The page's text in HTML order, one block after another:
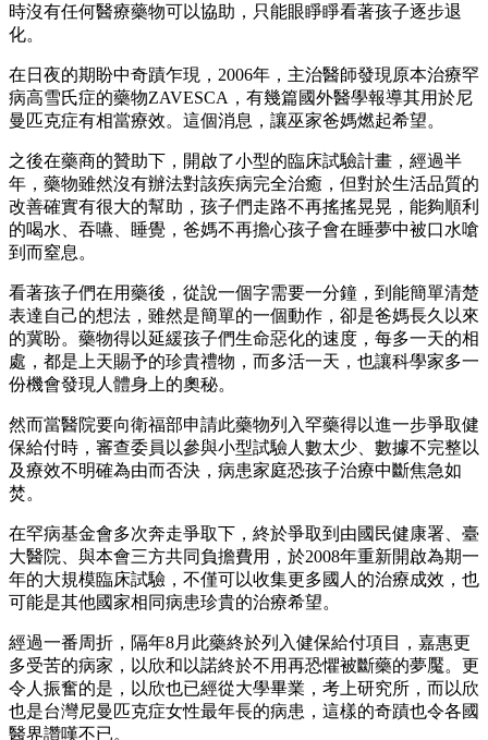
時沒有任何醫療藥物可以協助，只能眼睜睜看著孩子逐步退
化。
在日夜的期盼中奇蹟乍現，2006年，主治醫師發現原本治療罕
病高雪氏症的藥物ZAVESCA，有幾篇國外醫學報導其用於尼
曼匹克症有相當療效。這個消息，讓巫家爸媽燃起希望。
之後在藥商的贊助下，開啟了小型的臨床試驗計畫，經過半
年，藥物雖然沒有辦法對該疾病完全治癒，但對於生活品質的
改善確實有很大的幫助，孩子們走路不再搖搖晃晃，能夠順利
的喝水、吞嚥、睡覺，爸媽不再擔心孩子會在睡夢中被口水嗆
到而窒息。
看著孩子們在用藥後，從說一個字需要一分鐘，到能簡單清楚
表達自己的想法，雖然是簡單的一個動作，卻是爸媽長久以來
的冀盼。藥物得以延緩孩子們生命惡化的速度，每多一天的相
處，都是上天賜予的珍貴禮物，而多活一天，也讓科學家多一
份機會發現人體身上的奧秘。
然而當醫院要向衛福部申請此藥物列入罕藥得以進一步爭取健
保給付時，審查委員以參與小型試驗人數太少、數據不完整以
及療效不明確為由而否決，病患家庭恐孩子治療中斷焦急如
焚。
在罕病基金會多次奔走爭取下，終於爭取到由國民健康署、臺
大醫院、與本會三方共同負擔費用，於2008年重新開啟為期一
年的大規模臨床試驗，不僅可以收集更多國人的治療成效，也
可能是其他國家相同病患珍貴的治療希望。
經過一番周折，隔年8月此藥終於列入健保給付項目，嘉惠更
多受苦的病家，以欣和以諾終於不用再恐懼被斷藥的夢魘。更
令人振奮的是，以欣也已經從大學畢業，考上研究所，而以欣
也是台灣尼曼匹克症女性最年長的病患，這樣的奇蹟也令各國
醫界讚嘆不已。